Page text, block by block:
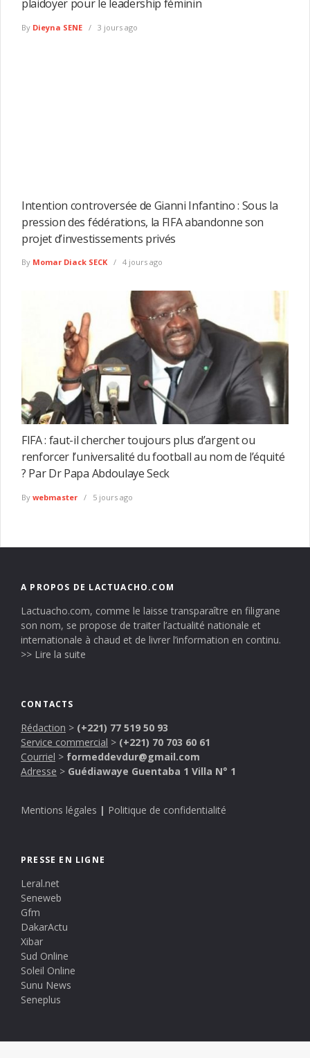
plaidoyer pour le leadership féminin
By Dieyna SENE 3 jours ago
Intention controversée de Gianni Infantino : Sous la
pression des fédérations, la FIFA abandonne son
projet d’investissements privés
By Momar Diack SECK 4 jours ago
FIFA : faut-il chercher toujours plus d’argent ou
renforcer l’universalité du football au nom de l’équité
? Par Dr Papa Abdoulaye Seck
By webmaster 5 jours ago
A PROPOS DE LACTUACHO.COM
Lactuacho.com, comme le laisse transparaître en filigrane
son nom, se propose de traiter l’actualité nationale et
internationale à chaud et de livrer l’information en continu.
>> Lire la suite
CONTACTS
Rédaction > (+221) 77 519 50 93
Service commercial > (+221) 70 703 60 61
Courriel > formeddevdur@gmail.com
Adresse > Guédiawaye Guentaba 1 Villa N° 1
Mentions légales | Politique de confidentialité
PRESSE EN LIGNE
Leral.net
Seneweb
Gfm
DakarActu
Xibar
Sud Online
Soleil Online
Sunu News
Seneplus